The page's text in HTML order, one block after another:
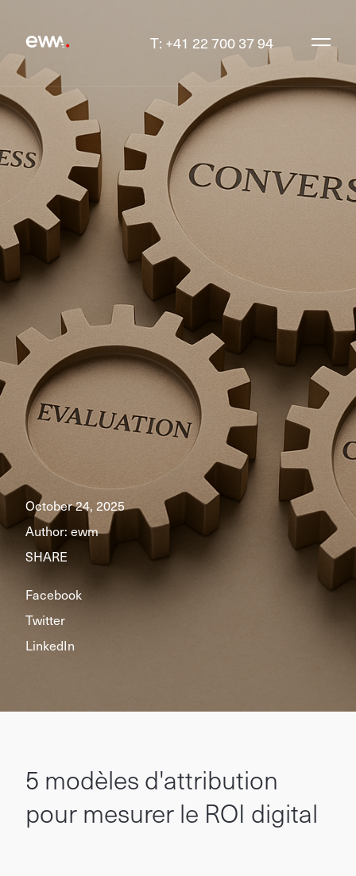
T: +41 22 700 37 94
October 24, 2025
Author: ewm
SHARE
Facebook
Twitter
LinkedIn
5 modèles d'attribution
pour mesurer le ROI digital